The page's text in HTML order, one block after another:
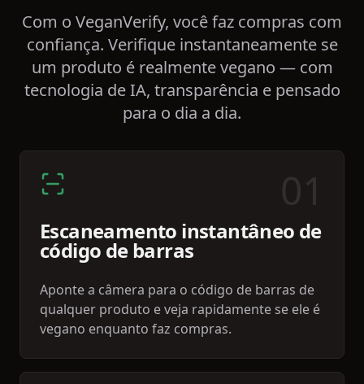
Com o VeganVerify, você faz compras com
confiança. Verifique instantaneamente se
um produto é realmente vegano — com
tecnologia de IA, transparência e pensado
para o dia a dia.
0
Escaneamento instantâneo de
código de barras
Aponte a câmera para o código de barras de
qualquer produto e veja rapidamente se ele é
vegano enquanto faz compras.